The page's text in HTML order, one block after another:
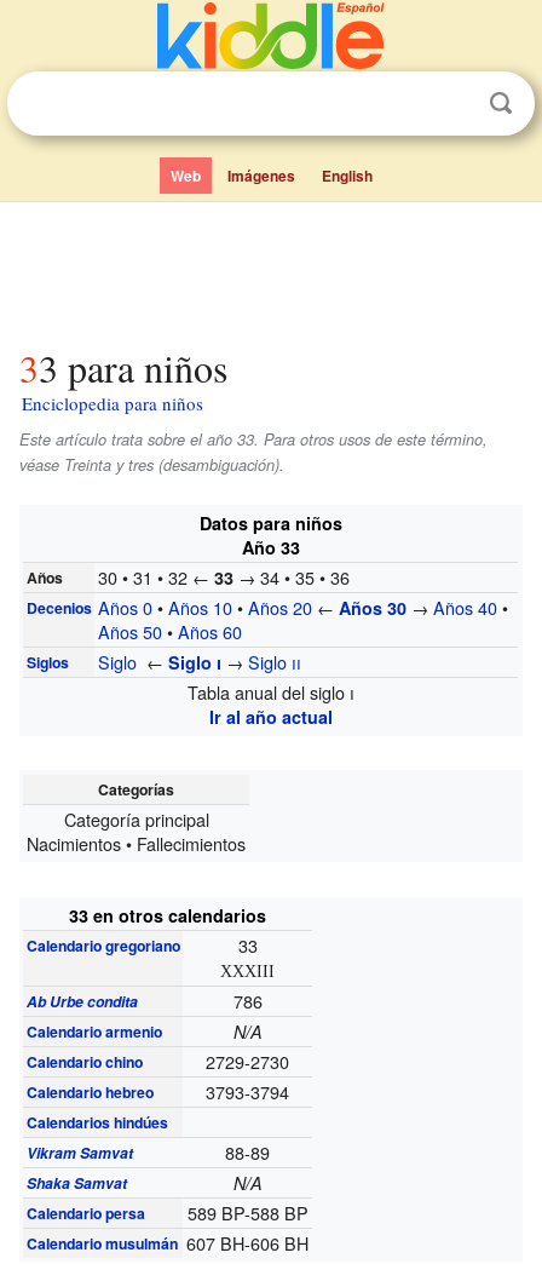
Web Imágenes English
33 para niños
Enciclopedia para niños
Este artículo trata sobre el año 33. Para otros usos de este término,
véase Treinta y tres (desambiguación).
Datos para niños
Año 33
Años 30 • 31 • 32 ←33 → 34 • 35 • 36
Decenios Años 0•Años 10•Años 20 ←Años 30 →Años 40•
Años 50•Años 60
Siglos Siglo ←Siglo i →Siglo ii
Tabla anual del siglo i
Ir al año actual
Categorías
Categoría principal
Nacimientos • Fallecimientos
33 en otros calendarios
Calendario gregoriano 33
XXXIII
Ab Urbe condita 786
Calendario armenio N/A
Calendario chino 2729-2730
Calendario hebreo 3793-3794
Calendarios hindúes
Vikram Samvat
88-89
Shaka Samvat N/A
Calendario persa 589 BP-588 BP
Calendario musulmán 607 BH-606 BH